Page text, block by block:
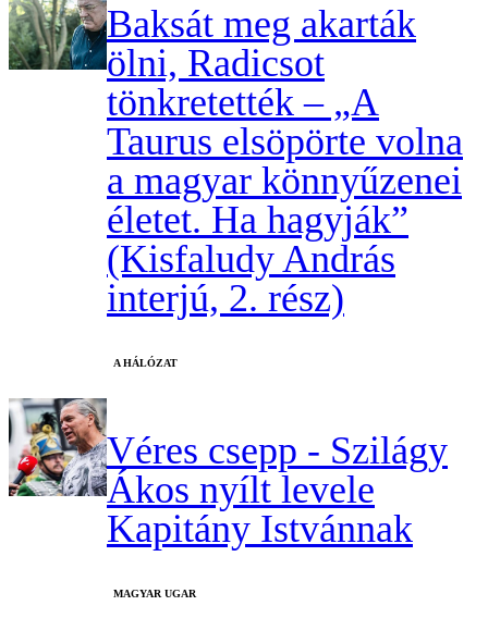
Baksát meg akarták
ölni, Radicsot
tönkretették – „A
Taurus elsöpörte volna
a magyar könnyűzenei
életet. Ha hagyják”
(Kisfaludy András
interjú, 2. rész)
A HÁLÓZAT
Véres csepp - Szilágy
Ákos nyílt levele
Kapitány Istvánnak
MAGYAR UGAR